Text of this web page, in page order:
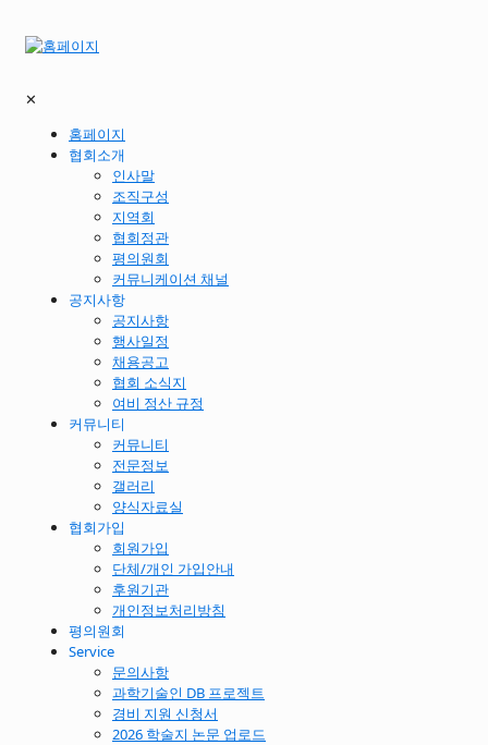
✕
홈페이지
협회소개
인사말
조직구성
지역회
협회정관
평의원회
커뮤니케이션 채널
공지사항
공지사항
행사일정
채용공고
협회 소식지
여비 정산 규정
커뮤니티
커뮤니티
전문정보
갤러리
양식자료실
협회가입
회원가입
단체/개인 가입안내
후원기관
개인정보처리방침
평의원회
Service
문의사항
과학기술인 DB 프로젝트
경비 지원 신청서
2026 학술지 논문 업로드